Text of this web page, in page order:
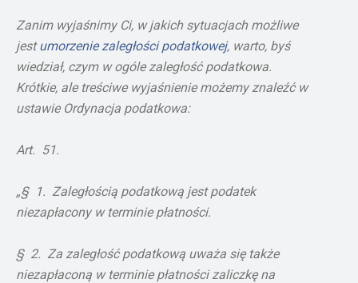
Zanim wyjaśnimy Ci, w jakich sytuacjach możliwe
jestumorzenie zaległości podatkowej, warto, byś
wiedział, czym w ogóle zaległość podatkowa.
Krótkie, ale treściwe wyjaśnienie możemy znaleźć w
ustawie Ordynacja podatkowa:
Art. 51.
„§ 1. Zaległością podatkową jest podatek
niezapłacony w terminie płatności.
§ 2. Za zaległość podatkową uważa się także
niezapłaconą w terminie płatności zaliczkę na